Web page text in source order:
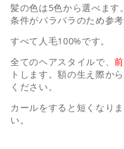
髪の色は5色から選べます
条件がバラバラのため参
すべて人毛100%です。
全てのヘアスタイルで、
トします。額の生え際か
ください。
カールをすると短くなり
い。